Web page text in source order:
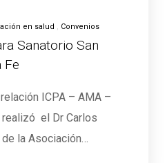
en salud Convenios
Sanatorio San
Fe
ICPA – AMA –
el Dr Carlos
la Asociación…